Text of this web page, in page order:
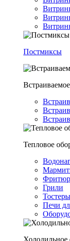
Постмиксы
Тепловое
Грили
Тостеры
Печи
Холодильное